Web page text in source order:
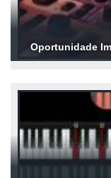
Oportunidade